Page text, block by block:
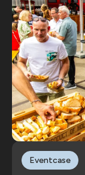
Eventcase